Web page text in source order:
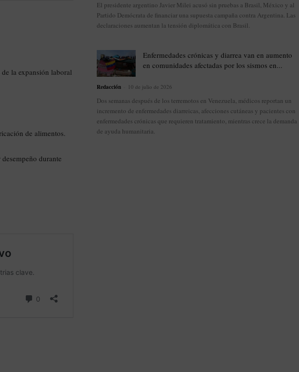
la expansión laboral
de alimentos.
durante
El presidente argentino Javier Milei acusó sin pruebas a Brasil, México y al
Partido Demócrata de financiar una supuesta campaña contra Argentina. Las
declaraciones aumentan la tensión diplomática con Brasil.
Enfermedades crónicas y diarrea van en aumento
en comunidades afectadas por los sismos en...
Redacción 10 de julio de 2026
Dos semanas después de los terremotos en Venezuela, médicos reportan un
incremento de enfermedades diarreicas, afecciones cutáneas y pacientes con
enfermedades crónicas que requieren tratamiento, mientras crece la demanda
de ayuda humanitaria.